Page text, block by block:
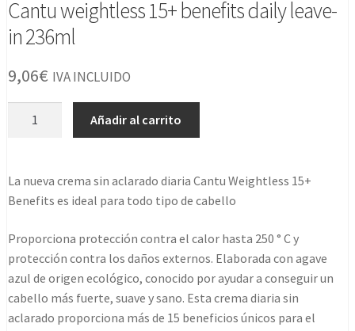
Cantu weightless 15+ benefits daily leave-
in 236ml
9,06€ IVA INCLUIDO
daily
leave-
236ml
cantidad
Añadir al carrito
La nueva crema sin aclarado diaria Cantu Weightless 15+
Benefits es ideal para todo tipo de cabello
Proporciona protección contra el calor hasta 250 ° C y
protección contra los daños externos. Elaborada con agave
azul de origen ecológico, conocido por ayudar a conseguir un
cabello más fuerte, suave y sano. Esta crema diaria sin
aclarado proporciona más de 15 beneficios únicos para el